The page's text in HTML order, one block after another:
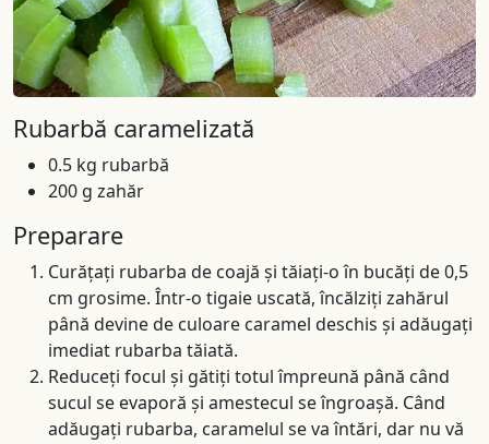
Rubarbă caramelizată
0.5 kg rubarbă
200 g zahăr
Preparare
Curățați rubarba de coajă și tăiați-o în bucăți de 0,5
cm grosime. Într-o tigaie uscată, încălziți zahărul
până devine de culoare caramel deschis și adăugați
imediat rubarba tăiată.
Reduceți focul și gătiți totul împreună până când
sucul se evaporă și amestecul se îngroașă. Când
adăugați rubarba, caramelul se va întări, dar nu vă